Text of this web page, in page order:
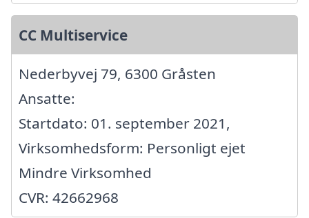
CC Multiservice
Nederbyvej 79, 6300 Gråsten
Ansatte:
Startdato: 01. september 2021,
Virksomhedsform: Personligt ejet
Mindre Virksomhed
CVR: 42662968